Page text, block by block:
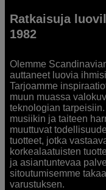
Ratkaisuja
1982
Olemme
auttaneet luovia
Tarjoamme
muun muassa
teknologian
musiikin ja taiteen
muuttuvat
tuotteet, jotka
korkealaatuisten
ja asiantuntevaa
sitoutumisemme
varustuksen.